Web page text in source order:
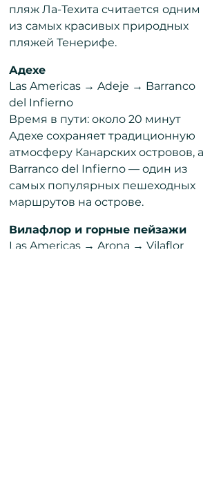
пляж Ла-Техита считается одним
из самых красивых природных
пляжей Тенерифе.
Адехе
Las Americas → Adeje → Barranco
del Infierno
Время в пути: около 20 минут
Адехе сохраняет традиционную
атмосферу Канарских островов, а
Barranco del Infierno — один из
самых популярных пешеходных
маршрутов на острове.
Вилафлор и горные пейзажи
Las Americas → Arona → Vilaflor